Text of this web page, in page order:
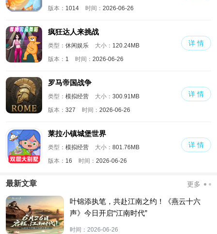
版本： 1014 时间： 2026-06-26
疯狂达人来挑战
类型： 休闲娱乐 大小： 120.24MB
版本： 1 时间： 2026-06-26
详 情
罗马帝国战争
类型： 模拟经营 大小： 300.91MB
版本： 327 时间： 2026-06-26
详 情
莱拉小镇城堡世界
类型： 模拟经营 大小： 801.76MB
版本： 16 时间： 2026-06-26
详 情
最新文章 更多
叶锦添执笔，共赴江南之约！《燕云十六
声》今日开启“江南时代”
时间： 2026-06-26